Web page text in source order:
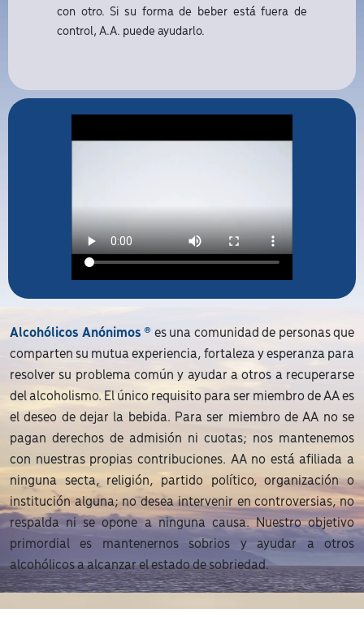
con otro. Si su forma de beber está fuera de
control, A.A. puede ayudarlo.
Alcohólicos Anónimos ® es una comunidad de personas que
comparten su mutua experiencia, fortaleza y esperanza para
resolver su problema común y ayudar a otros a recuperarse
del alcoholismo. El único requisito para ser miembro de AA es
el deseo de dejar la bebida. Para ser miembro de AA no se
pagan derechos de admisión ni cuotas; nos mantenemos
con nuestras propias contribuciones. AA no está afiliada a
ninguna secta, religión, partido político, organización o
institución alguna; no desea intervenir en controversias, no
respalda ni se opone a ninguna causa. Nuestro objetivo
primordial es mantenernos sobrios y ayudar a otros
alcohólicos a alcanzar el estado de sobriedad.